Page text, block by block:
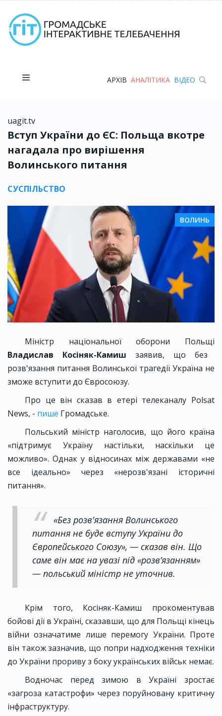
АРХІВ АНАЛІТИКА ВІДЕО
uagit.tv
Вступ України до ЄС: Польща вкотре
нагадала про вирішення
Волинського питання
СУСПІЛЬСТВО
ВОЛИНЬ
Міністр національної оборони Польщі
Владислав Косіняк-Камиш заявив, що без
розв'язання питання Волинської трагедії Україна не
зможе вступити до Євросоюзу.
Про це він сказав в етері телеканалу Polsat
News, - пише Громадське.
Польський міністр наголосив, що його країна
«підтримує Україну настільки, наскільки це
можливо». Однак у відносинах між державами «не
все ідеально» через «нерозв'язані історичні
питання».
«Без розв'язання Волинського
питання не буде вступу України до
Європейського Союзу», — сказав він. Що
саме він має на увазі під «розв’язанням»
— польський міністр не уточнив.
Крім того, Косіняк-Камиш прокоментував
бойові дії в Україні, сказавши, що для Польщі кінець
війни означатиме лише перемогу України. Проте
він також зазначив, що попри надходження техніки
до України прориву з боку українських військ немає.
Водночас перед зимою в Україні зростає
«загроза катастрофи» через поруйновану критичну
інфраструктуру.